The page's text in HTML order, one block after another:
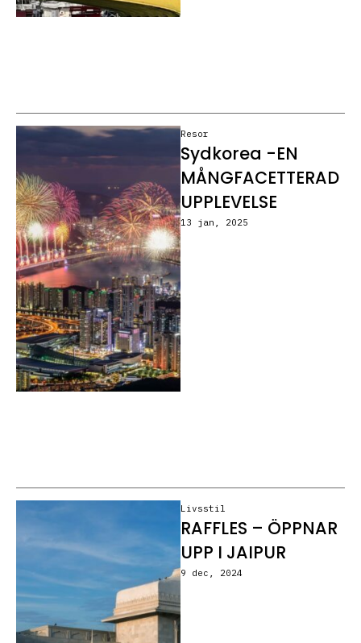
Resor
Sydkorea -EN
MÅNGFACETTERAD
UPPLEVELSE
13 jan, 2025
Livsstil
RAFFLES – ÖPPNAR
UPP I JAIPUR
9 dec, 2024